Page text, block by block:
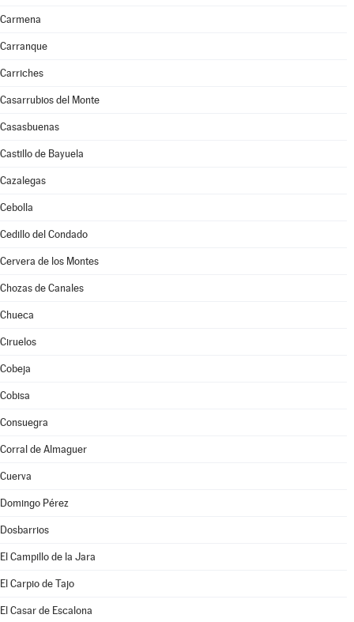
Carmena
Carranque
Carriches
Casarrubios del Monte
Casasbuenas
Castillo de Bayuela
Cazalegas
Cebolla
Cedillo del Condado
Cervera de los Montes
Chozas de Canales
Chueca
Ciruelos
Cobeja
Cobisa
Consuegra
Corral de Almaguer
Cuerva
Domingo Pérez
Dosbarrios
El Campillo de la Jara
El Carpio de Tajo
El Casar de Escalona